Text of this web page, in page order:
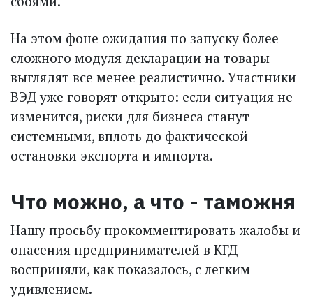
На этом фоне ожидания по запуску более
сложного модуля декларации на товары
выглядят все менее реалистично. Участники
ВЭД уже говорят открыто: если ситуация не
изменится, риски для бизнеса станут
системными, вплоть до фактической
остановки экспорта и импорта.
Что можно, а что - таможня
Нашу просьбу прокомментировать жалобы и
опасения предпринимателей в КГД
восприняли, как показалось, с легким
удивлением.